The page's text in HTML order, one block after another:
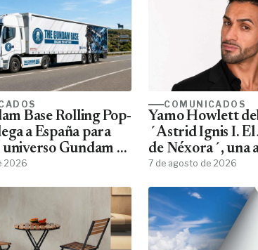
Base Rolling Pop-
a España para
Gundam a
2026
COMUNICADOS
Yamo Howlett
´Astrid Ignis I.
de Néxora´, una
saga de fantasía y
7 de agosto de 2026